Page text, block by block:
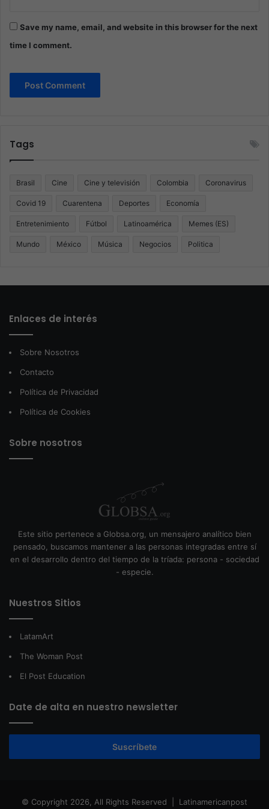
Save my name, email, and website in this browser for the next
time I comment.
Tags
Brasil Cine Cine y televisión Colombia Coronavirus
Covid 19 Cuarentena Deportes Economía
Entretenimiento Fútbol Latinoamérica Memes (ES)
Mundo México Música Negocios Politica
Enlaces de interés
Sobre Nosotros
Contacto
Política de Privacidad
Política de Cookies
Sobre nosotros
Este sitio pertenece a Globsa.org, un mensajero analítico bien
pensado, buscamos mantener a las personas integradas entre sí
en el desarrollo dentro del tiempo de la tríada: persona - sociedad
- especie.
Nuestros Sitios
LatamArt
The Woman Post
El Post Education
Date de alta en nuestro newsletter
Suscríbete
© Copyright 2026, All Rights Reserved | Latinamericanpost